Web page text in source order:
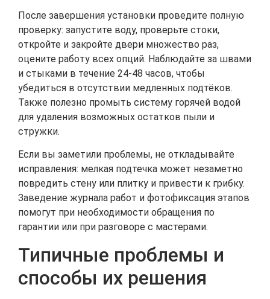
После завершения установки проведите полную
проверку: запустите воду, проверьте стоки,
откройте и закройте двери множество раз,
оцените работу всех опций. Наблюдайте за швами
и стыками в течение 24-48 часов, чтобы
убедиться в отсутствии медленных подтёков.
Также полезно промыть систему горячей водой
для удаления возможных остатков пыли и
стружки.
Если вы заметили проблемы, не откладывайте
исправления: мелкая подтечка может незаметно
повредить стену или плитку и привести к грибку.
Заведение журнала работ и фотофиксация этапов
помогут при необходимости обращения по
гарантии или при разговоре с мастерами.
Типичные проблемы и
способы их решения